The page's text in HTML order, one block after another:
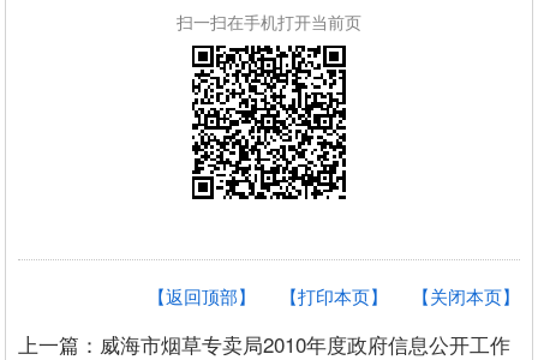
扫一扫在手机打开当前页
【关闭本页】
【打印本页】
【返回顶部】
上一篇：威海市烟草专卖局2010年度政府信息公开工作